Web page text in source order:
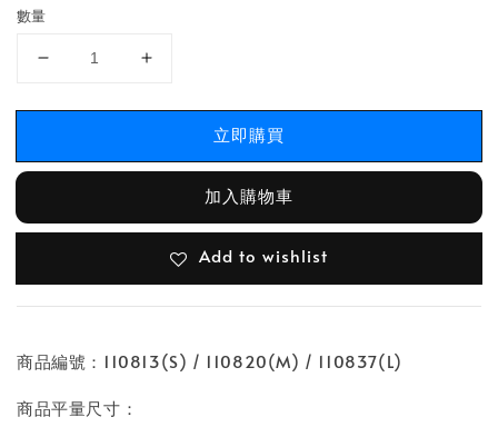
數量
立即購買
加入購物車
Add to wishlist
商品編號：110813(S) / 110820(M) / 110837(L)
商品平量尺寸：